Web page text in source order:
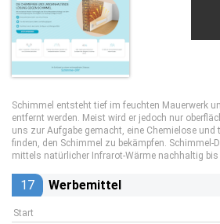
Schimmel entsteht tief im feuchten Mauerwerk
entfernt werden. Meist wird er jedoch nur
uns zur Aufgabe gemacht, eine Chemielose
finden, den Schimmel zu bekämpfen. Schimmel-
mittels natürlicher Infrarot-Wärme nachhaltig bis
17 Werbemittel
Start